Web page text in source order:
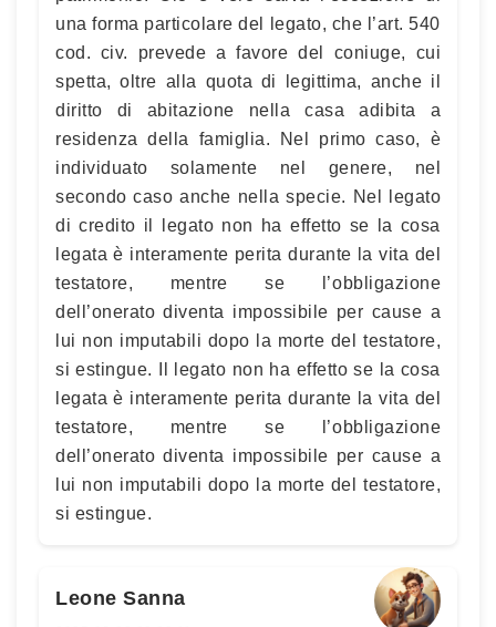
una forma particolare del legato, che l’art. 540
cod. civ. prevede a favore del coniuge, cui
spetta, oltre alla quota di legittima, anche il
diritto di abitazione nella casa adibita a
residenza della famiglia. Nel primo caso, è
individuato solamente nel genere, nel
secondo caso anche nella specie. Nel legato
di credito il legato non ha effetto se la cosa
legata è interamente perita durante la vita del
testatore, mentre se l’obbligazione
dell’onerato diventa impossibile per cause a
lui non imputabili dopo la morte del testatore,
si estingue. Il legato non ha effetto se la cosa
legata è interamente perita durante la vita del
testatore, mentre se l’obbligazione
dell’onerato diventa impossibile per cause a
lui non imputabili dopo la morte del testatore,
si estingue.
Leone Sanna